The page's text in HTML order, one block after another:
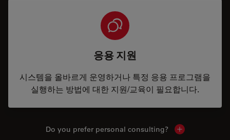
응용 지원
시스템을 올바르게 운영하거나 특정 응용 프로그램을
실행하는 방법에 대한 지원/교육이 필요합니다.
Do you prefer personal consulting? Show local